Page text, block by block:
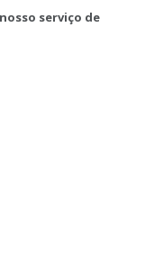
serviço de